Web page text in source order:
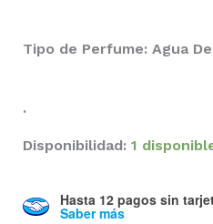
Tipo de Perfume: Agua
.
Disponibilidad: 1
Hasta 12 pagos sin
Saber más